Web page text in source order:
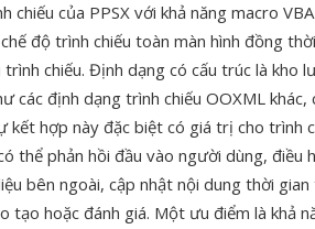
chiếu của PPSX với khả năng macro
độ trình chiếu toàn màn hình đồng
chiếu. Định dạng có cấu trúc là kho
các định dạng trình chiếu OOXML
kết hợp này đặc biệt có giá trị cho trình
thể phản hồi đầu vào người dùng, điều
bên ngoài, cập nhật nội dung thời gian
tạo hoặc đánh giá. Một ưu điểm là khả